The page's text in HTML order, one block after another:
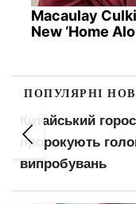
Macaulay
New ‘Home
ПОПУЛЯРНІ
Китайський
пророкують
випробувань